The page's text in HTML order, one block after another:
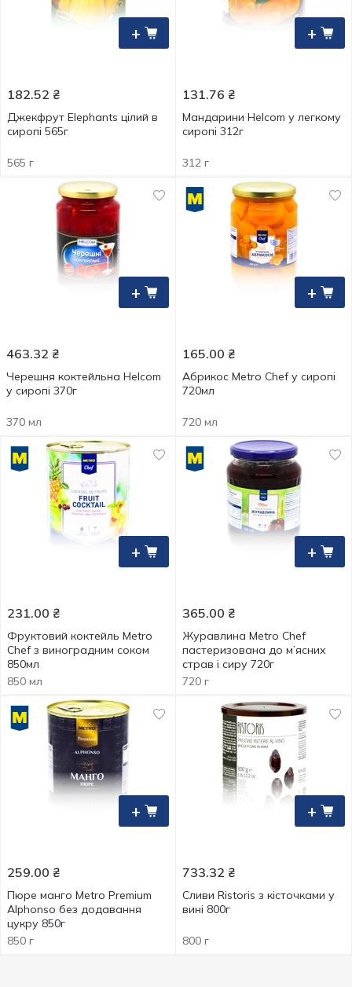
+
182.52 ₴
Джекфрут Elephants цілий в
сиропі 565г
565 г
+
131.76 ₴
Мандарини Helcom у легкому
сиропі 312г
312 г
+
463.32 ₴
Черешня коктейльна Helcom
у сиропі 370г
370 мл
+
165.00 ₴
Абрикос Metro Chef у сиропі
720мл
720 мл
+
231.00 ₴
Фруктовий коктейль Metro
Chef з виноградним соком
850мл
850 мл
+
365.00 ₴
Журавлина Metro Chef
пастеризована до м’ясних
страв і сиру 720г
720 г
+
259.00 ₴
Пюре манго Metro Premium
Alphonso без додавання
цукру 850г
850 г
+
733.32 ₴
Сливи Ristoris з кісточками у
вині 800г
800 г